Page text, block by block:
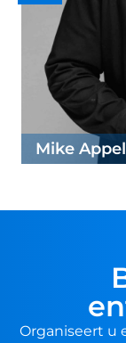
Mike
Organiseert u